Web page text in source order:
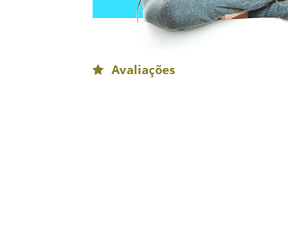
Avaliações